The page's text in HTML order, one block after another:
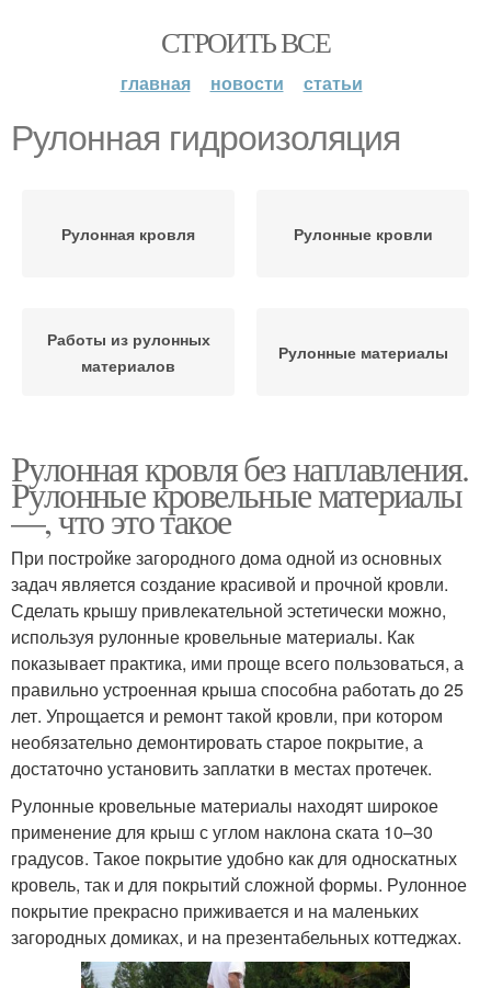
СТРОИТЬ ВСЕ
главная новости статьи
Рулонная гидроизоляция
Рулонная кровля Рулонные кровли
Работы из рулонных
материалов
Рулонные материалы
Рулонная кровля без наплавления.
Рулонные кровельные материалы
—, что это такое
При постройке загородного дома одной из основных
задач является создание красивой и прочной кровли.
Сделать крышу привлекательной эстетически можно,
используя рулонные кровельные материалы. Как
показывает практика, ими проще всего пользоваться, а
правильно устроенная крыша способна работать до 25
лет. Упрощается и ремонт такой кровли, при котором
необязательно демонтировать старое покрытие, а
достаточно установить заплатки в местах протечек.
Рулонные кровельные материалы находят широкое
применение для крыш с углом наклона ската 10–30
градусов. Такое покрытие удобно как для односкатных
кровель, так и для покрытий сложной формы. Рулонное
покрытие прекрасно приживается и на маленьких
загородных домиках, и на презентабельных коттеджах.